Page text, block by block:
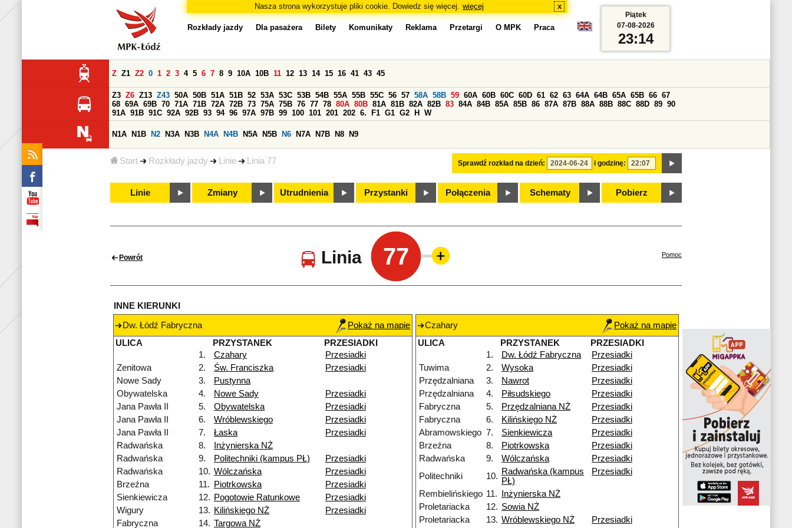
Nasza strona wykorzystuje pliki cookie. Dowiedz się więcej. więcej x
Start Rozkłady jazdy Linie Linia 77
Rozkłady jazdy Dla pasażera Bilety Komunikaty Reklama Przetargi O MPK Praca
Sprawdź rozkład na dzień: i godzinę:
Z Z1 Z2 0 1 2 3 4 5 6 7 8 9 10A 10B 11 12 13 14 15 16 41 43 45
Z3 Z6 Z13 Z43 50A 50B 51A 51B 52 53A 53C 53B 54B 55A 55B 55C 56 57 58A 58B 59 60A 60B 60C 60D 61 62 63 64A 64B 65A 65B 66 67
68 69A 69B 70 71A 71B 72A 72B 73 75A 75B 76 77 78 80A 80B 81A 81B 82A 82B 83 84A 84B 85A 85B 86 87A 87B 88A 88B 88C 88D 89 90
91A 91B 91C 92A 92B 93 94 96 97A 97B 99 100 101 201 202 6. F1 G1 G2 H W
N1A N1B N2 N3A N3B N4A N4B N5A N5B N6 N7A N7B N8 N9
Linie Zmiany Utrudnienia Przystanki Połączenia Schematy Pobierz
Piątek
07-08-2026
23:14
Powrót Linia 77 Pomoc
INNE KIERUNKI
Dw. Łódź Fabryczna
Pokaż na mapie
ULICA
PRZYSTANEK
PRZESIADKI
1.
Czahary
Przesiadki
Zenitowa
2. Św. Franciszka
Przesiadki
Nowe Sady
3.
Pustynna
Obywatelska
4. Nowe Sady
Przesiadki
Jana Pawła II
5. Obywatelska
Przesiadki
Jana Pawła II
6. Wróblewskiego
Przesiadki
Jana Pawła II
7. Łaska
Przesiadki
Radwańska
8.
Inżynierska NŻ
Radwańska
9. Politechniki (kampus PŁ)
Przesiadki
Radwańska
10. Wólczańska
Przesiadki
Brzeźna
11. Piotrkowska
Przesiadki
Sienkiewicza
12. Pogotowie Ratunkowe
Przesiadki
Wigury
13. Kilińskiego NŻ
Przesiadki
Fabryczna
14. Targowa NŻ
Czahary
Pokaż na mapie
ULICA
PRZYSTANEK
PRZESIADKI
1.
Dw. Łódź Fabryczna
Przesiadki
Tuwima
2. Wysoka
Przesiadki
Przędzalniana
3. Nawrot
Przesiadki
Przędzalniana
4. Piłsudskiego
Przesiadki
Fabryczna
5. Przędzalniana NŻ
Przesiadki
Fabryczna
6. Kilińskiego NŻ
Przesiadki
Abramowskiego 7. Sienkiewicza
Przesiadki
Brzeźna
8. Piotrkowska
Przesiadki
Radwańska
9. Wólczańska
Przesiadki
Politechniki
10. Radwańska (kampus
PŁ)
Przesiadki
Rembielińskiego 11.
Inżynierska NŻ
Proletariacka
12. Sowia NŻ
Proletariacka
13. Wróblewskiego NŻ Przesiadki